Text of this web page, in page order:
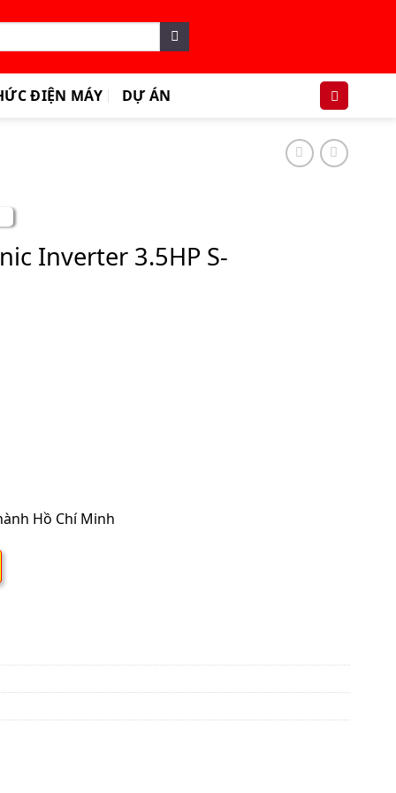
ĐIỆN MÁY DỰ ÁN
Inverter 3.5HP S-
Hồ Chí Minh
8/U-30PR1H5 số lượng